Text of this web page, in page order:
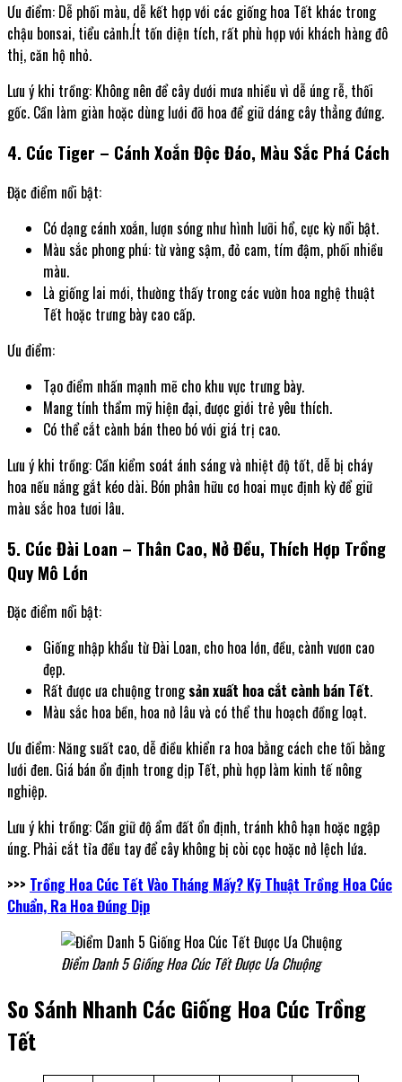
Ưu điểm: Dễ phối màu, dễ kết hợp với các giống hoa Tết khác trong
chậu bonsai, tiểu cảnh.Ít tốn diện tích, rất phù hợp với khách hàng đô
thị, căn hộ nhỏ.
Lưu ý khi trồng: Không nên để cây dưới mưa nhiều vì dễ úng rễ, thối
gốc. Cần làm giàn hoặc dùng lưới đỡ hoa để giữ dáng cây thẳng đứng.
4. Cúc Tiger – Cánh Xoắn Độc Đáo, Màu Sắc Phá Cách
Đặc điểm nổi bật:
Có dạng cánh xoắn, lượn sóng như hình lưỡi hổ, cực kỳ nổi bật.
Màu sắc phong phú: từ vàng sậm, đỏ cam, tím đậm, phối nhiều
màu.
Là giống lai mới, thường thấy trong các vườn hoa nghệ thuật
Tết hoặc trưng bày cao cấp.
Ưu điểm:
Tạo điểm nhấn mạnh mẽ cho khu vực trưng bày.
Mang tính thẩm mỹ hiện đại, được giới trẻ yêu thích.
Có thể cắt cành bán theo bó với giá trị cao.
Lưu ý khi trồng: Cần kiểm soát ánh sáng và nhiệt độ tốt, dễ bị cháy
hoa nếu nắng gắt kéo dài. Bón phân hữu cơ hoai mục định kỳ để giữ
màu sắc hoa tươi lâu.
5. Cúc Đài Loan – Thân Cao, Nở Đều, Thích Hợp Trồng
Quy Mô Lớn
Đặc điểm nổi bật:
Giống nhập khẩu từ Đài Loan, cho hoa lớn, đều, cành vươn cao
đẹp.
Rất được ưa chuộng trongsản xuất hoa cắt cành bán Tết.
Màu sắc hoa bền, hoa nở lâu và có thể thu hoạch đồng loạt.
Ưu điểm: Năng suất cao, dễ điều khiển ra hoa bằng cách che tối bằng
lưới đen. Giá bán ổn định trong dịp Tết, phù hợp làm kinh tế nông
nghiệp.
Lưu ý khi trồng: Cần giữ độ ẩm đất ổn định, tránh khô hạn hoặc ngập
úng. Phải cắt tỉa đều tay để cây không bị còi cọc hoặc nở lệch lứa.
>>> Trồng Hoa Cúc Tết Vào Tháng Mấy? Kỹ Thuật Trồng Hoa Cúc
Chuẩn, Ra Hoa Đúng Dịp
Điểm Danh 5 Giống Hoa Cúc Tết Được Ưa Chuộng
So Sánh Nhanh Các Giống Hoa Cúc Trồng
Tết